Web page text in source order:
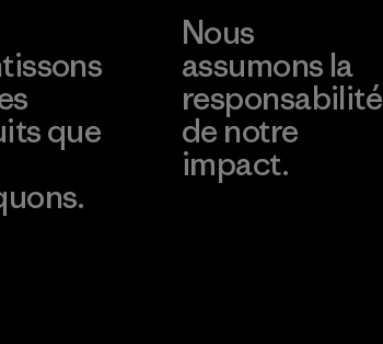
que
Nous
assumons la
responsabilité
de notre
impact.